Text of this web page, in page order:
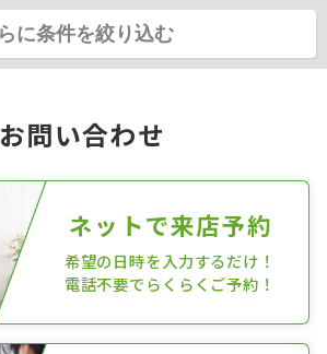
に条件を絞り込む
お問い合わせ
ネットで来店予約
希望の日時を入力するだけ！
電話不要でらくらくご予約！